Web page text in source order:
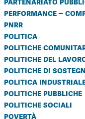
performance –
pnrr
politica
politiche
politiche del
politiche di
politica
politiche pubbliche
politiche sociali
povertà